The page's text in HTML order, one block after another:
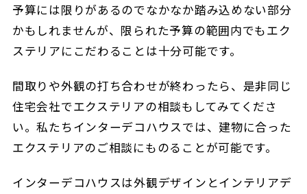
予算には限りがあるのでなかなか踏み込めない部分
かもしれませんが、限られた予算の範囲内でもエク
ステリアにこだわることは十分可能です。
間取りや外観の打ち合わせが終わったら、是非同じ
住宅会社でエクステリアの相談もしてみてくださ
い。私たちインターデコハウスでは、建物に合った
エクステリアのご相談にものることが可能です。
インターデコハウスは外観デザインとインテリアデ